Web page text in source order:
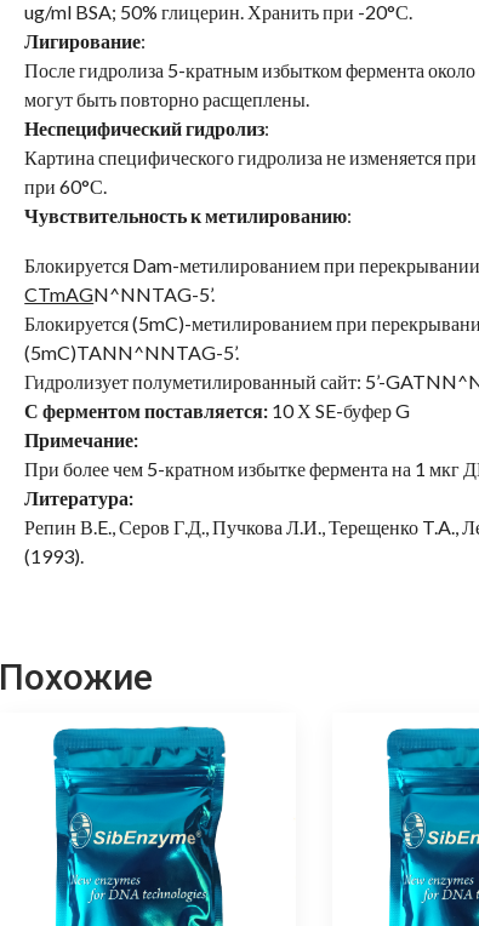
ug/ml BSA; 50% глицерин. Хранить при -20°С.
Лигирование:
После гидролиза 5-кратным избытком фермента
могут быть повторно расщеплены.
Неспецифический гидролиз:
Картина специфического гидролиза не изменяется
при 60°С.
Чувствительность к метилированию:
Блокируется Dam-метилированием при
CTmAGN^NNTAG-5’.
Блокируется (5mC)-метилированием при
(5mC)TANN^NNTAG-5’.
Гидролизует полуметилированный сайт: 5’-
С ферментом поставляется: 10 Х SE-буфер G
Примечание:
При более чем 5-кратном избытке фермента на 1 мкг
Литература:
Репин В.E., Серов Г.Д., Пучкова Л.И., Терещенко T.A.,
(1993).
Похожие